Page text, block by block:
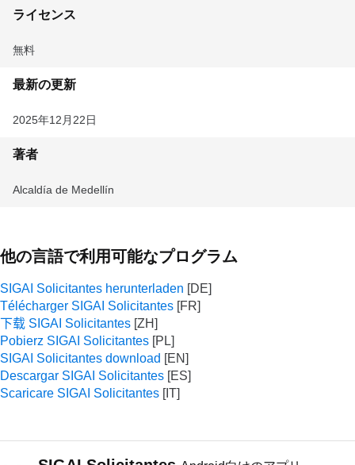
ライセンス
無料
最新の更新
2025年12月22日
著者
Alcaldía de Medellín
他の言語で利用可能なプログラム
SIGAI Solicitantes herunterladen
Télécharger SIGAI Solicitantes
下载 SIGAI Solicitantes
Pobierz SIGAI Solicitantes
SIGAI Solicitantes download
Descargar SIGAI Solicitantes
Scaricare SIGAI Solicitantes